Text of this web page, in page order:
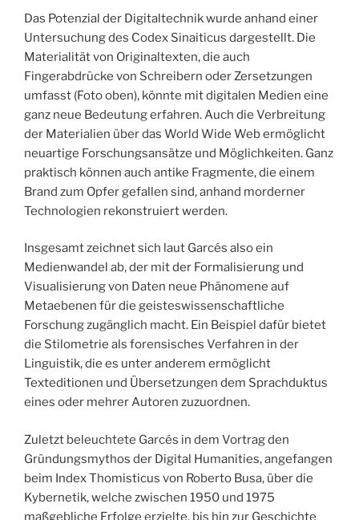
Das Potenzial der Digitaltechnik wurde anhand einer
Untersuchung des Codex Sinaiticus dargestellt. Die
Materialität von Originaltexten, die auch
Fingerabdrücke von Schreibern oder Zersetzungen
umfasst (Foto oben), könnte mit digitalen Medien eine
ganz neue Bedeutung erfahren. Auch die Verbreitung
der Materialien über das World Wide Web ermöglicht
neuartige Forschungsansätze und Möglichkeiten. Ganz
praktisch können auch antike Fragmente, die einem
Brand zum Opfer gefallen sind, anhand morderner
Technologien rekonstruiert werden.
Insgesamt zeichnet sich laut Garcés also ein
Medienwandel ab, der mit der Formalisierung und
Visualisierung von Daten neue Phänomene auf
Metaebenen für die geisteswissenschaftliche
Forschung zugänglich macht. Ein Beispiel dafür bietet
die Stilometrie als forensisches Verfahren in der
Linguistik, die es unter anderem ermöglicht
Texteditionen und Übersetzungen dem Sprachduktus
eines oder mehrer Autoren zuzuordnen.
Zuletzt beleuchtete Garcés in dem Vortrag den
Gründungsmythos der Digital Humanities, angefangen
beim Index Thomisticus von Roberto Busa, über die
Kybernetik, welche zwischen 1950 und 1975
maßgebliche Erfolge erzielte, bis hin zur Geschichte